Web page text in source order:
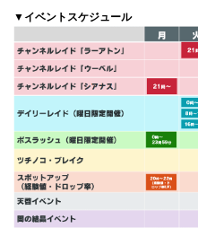
▼イベントスケジュール